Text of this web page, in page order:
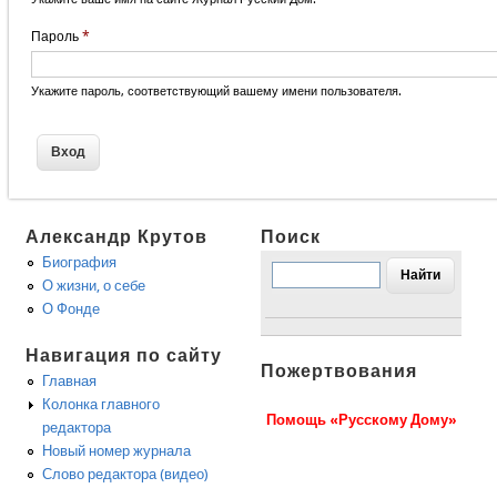
Пароль *
Укажите пароль, соответствующий вашему имени пользователя.
Александр Крутов
Биография
О жизни, о себе
О Фонде
Навигация по сайту
Главная
Колонка главного
редактора
Новый номер журнала
Слово редактора (видео)
Поиск
Пожертвования
Помощь «Русскому Дому»